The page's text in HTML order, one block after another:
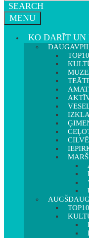
SEARCH
MENU
KO DARĪT UN
TOP10
TOP10